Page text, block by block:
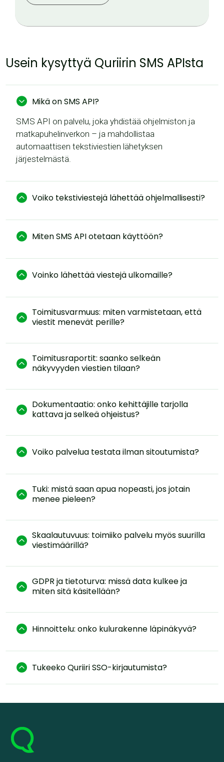
Usein kysyttyä Quriirin SMS APIsta
 Mikä on SMS API?
SMS API on palvelu, joka yhdistää ohjelmiston ja
matkapuhelinverkon – ja mahdollistaa
automaattisen tekstiviestien lähetyksen
järjestelmästä.
 Voiko tekstiviestejä lähettää ohjelmallisesti?
 Miten SMS API otetaan käyttöön?
 Voinko lähettää viestejä ulkomaille?
 Toimitusvarmuus: miten varmistetaan, että
viestit menevät perille?
 Toimitusraportit: saanko selkeän
näkyvyyden viestien tilaan?
 Dokumentaatio: onko kehittäjille tarjolla
kattava ja selkeä ohjeistus?
 Voiko palvelua testata ilman sitoutumista?
 Tuki: mistä saan apua nopeasti, jos jotain
menee pieleen?
 Skaalautuvuus: toimiiko palvelu myös suurilla
viestimäärillä?
 GDPR ja tietoturva: missä data kulkee ja
miten sitä käsitellään?
 Hinnoittelu: onko kulurakenne läpinäkyvä?
 Tukeeko Quriiri SSO-kirjautumista?